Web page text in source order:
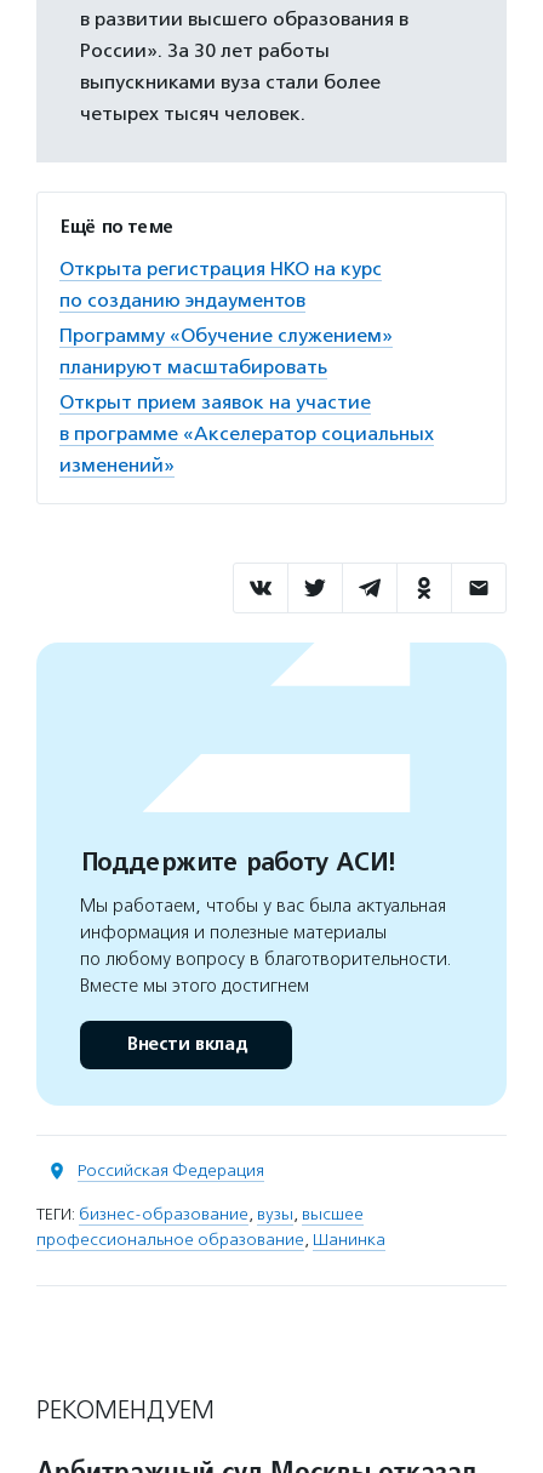
в развитии высшего образования в
России». За 30 лет работы
выпускниками вуза стали более
четырех тысяч человек.
Ещё по теме
Открыта регистрация НКО на курс
по созданию эндаументов
Программу «Обучение служением»
планируют масштабировать
Открыт прием заявок на участие
в программе «Акселератор социальных
изменений»
Поддержите работу АСИ!
Мы работаем, чтобы у вас была актуальная
информация и полезные материалы
по любому вопросу в благотворительности.
Вместе мы этого достигнем
Внести вклад
Российская Федерация
ТЕГИ: бизнес-образование, вузы, высшее
профессиональное образование, Шанинка
РЕКОМЕНДУЕМ